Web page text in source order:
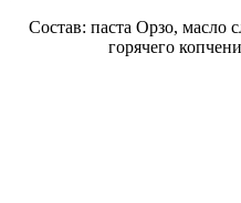
Состав: паста Орзо, масло
горячего